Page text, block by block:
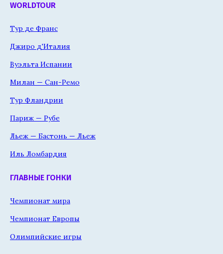
WORLDTOUR
Тур де Франс
Джиро д'Италия
Вуэльта Испании
Милан — Сан-Ремо
Тур Фландрии
Париж — Рубе
Льеж — Бастонь — Льеж
Иль Ломбардия
ГЛАВНЫЕ ГОНКИ
Чемпионат мира
Чемпионат Европы
Олимпийские игры